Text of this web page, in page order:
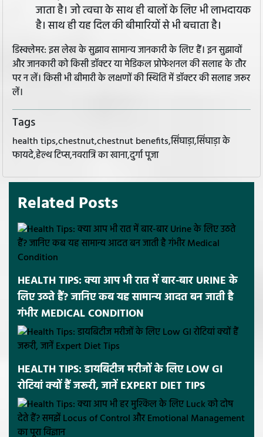
जाता है। जो त्वचा के साथ ही बालों के लिए भी लाभदायक
है। साथ ही यह दिल की बीमारियों से भी बचाता है।
डिस्क्लेमर: इस लेख के सुझाव सामान्य जानकारी के लिए हैं। इन सुझावों
और जानकारी को किसी डॉक्टर या मेडिकल प्रोफेशनल की सलाह के तौर
पर न लें। किसी भी बीमारी के लक्षणों की स्थिति में डॉक्टर की सलाह जरूर
लें।
Tags
health tips,chestnut,chestnut benefits,सिंघाड़ा,सिंघाड़ा के
फायदे,हेल्थ टिप्स,नवरात्रि का खाना,दुर्गा पूजा
Related Posts
HEALTH TIPS: क्या आप भी रात में बार-बार URINE के
लिए उठते हैं? जानिए कब यह सामान्य आदत बन जाती है
गंभीर MEDICAL CONDITION
HEALTH TIPS: डायबिटीज मरीजों के लिए LOW GI
रोटियां क्यों हैं जरूरी, जानें EXPERT DIET TIPS